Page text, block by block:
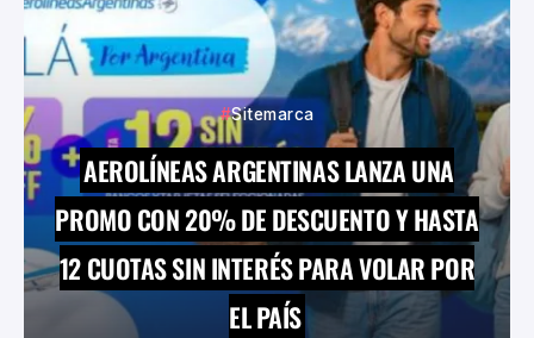
Sitemarca
AEROLÍNEAS ARGENTINAS LANZA UNA
PROMO CON 20% DE DESCUENTO Y HASTA
12 CUOTAS SIN INTERÉS PARA VOLAR POR
EL PAÍS